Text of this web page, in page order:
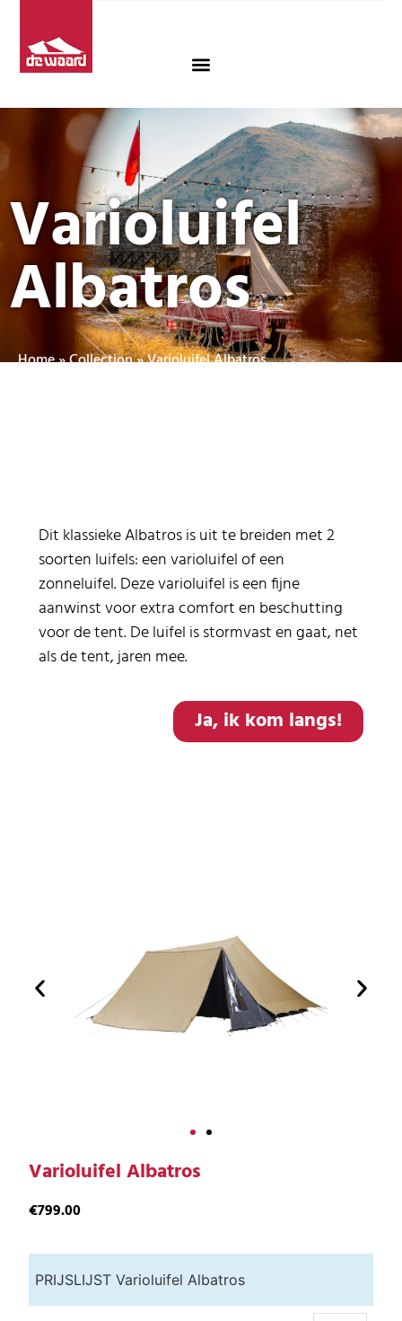
Varioluifel
Albatros
Home»Collection»Varioluifel Albatros
Dit klassieke Albatros is uit te breiden met 2
soorten luifels: een varioluifel of een
zonneluifel. Deze varioluifel is een fijne
aanwinst voor extra comfort en beschutting
voor de tent. De luifel is stormvast en gaat, net
als de tent, jaren mee.
Ja, ik kom langs!
Varioluifel Albatros
€799.00
PRIJSLIJST Varioluifel Albatros